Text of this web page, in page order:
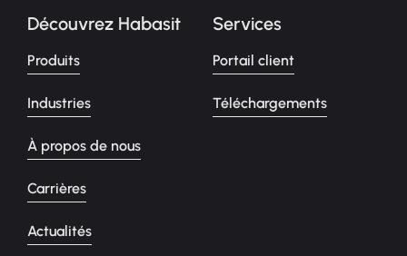
Découvrez Habasit
Produits
Industries
À propos de nous
Carrières
Actualités
Services
Portail client
Téléchargements